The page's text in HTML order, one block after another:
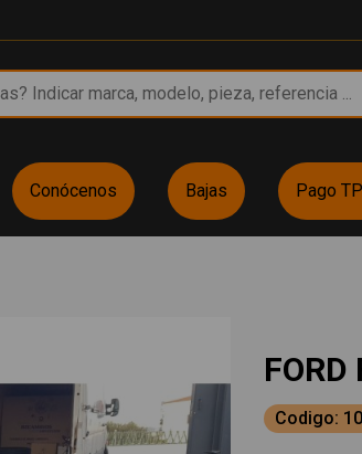
Conócenos Bajas Pago
FORD
Codigo: